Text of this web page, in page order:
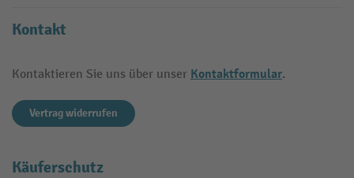
Kontakt
Kontaktieren Sie uns über unser Kontaktformular.
Vertrag widerrufen
Käuferschutz